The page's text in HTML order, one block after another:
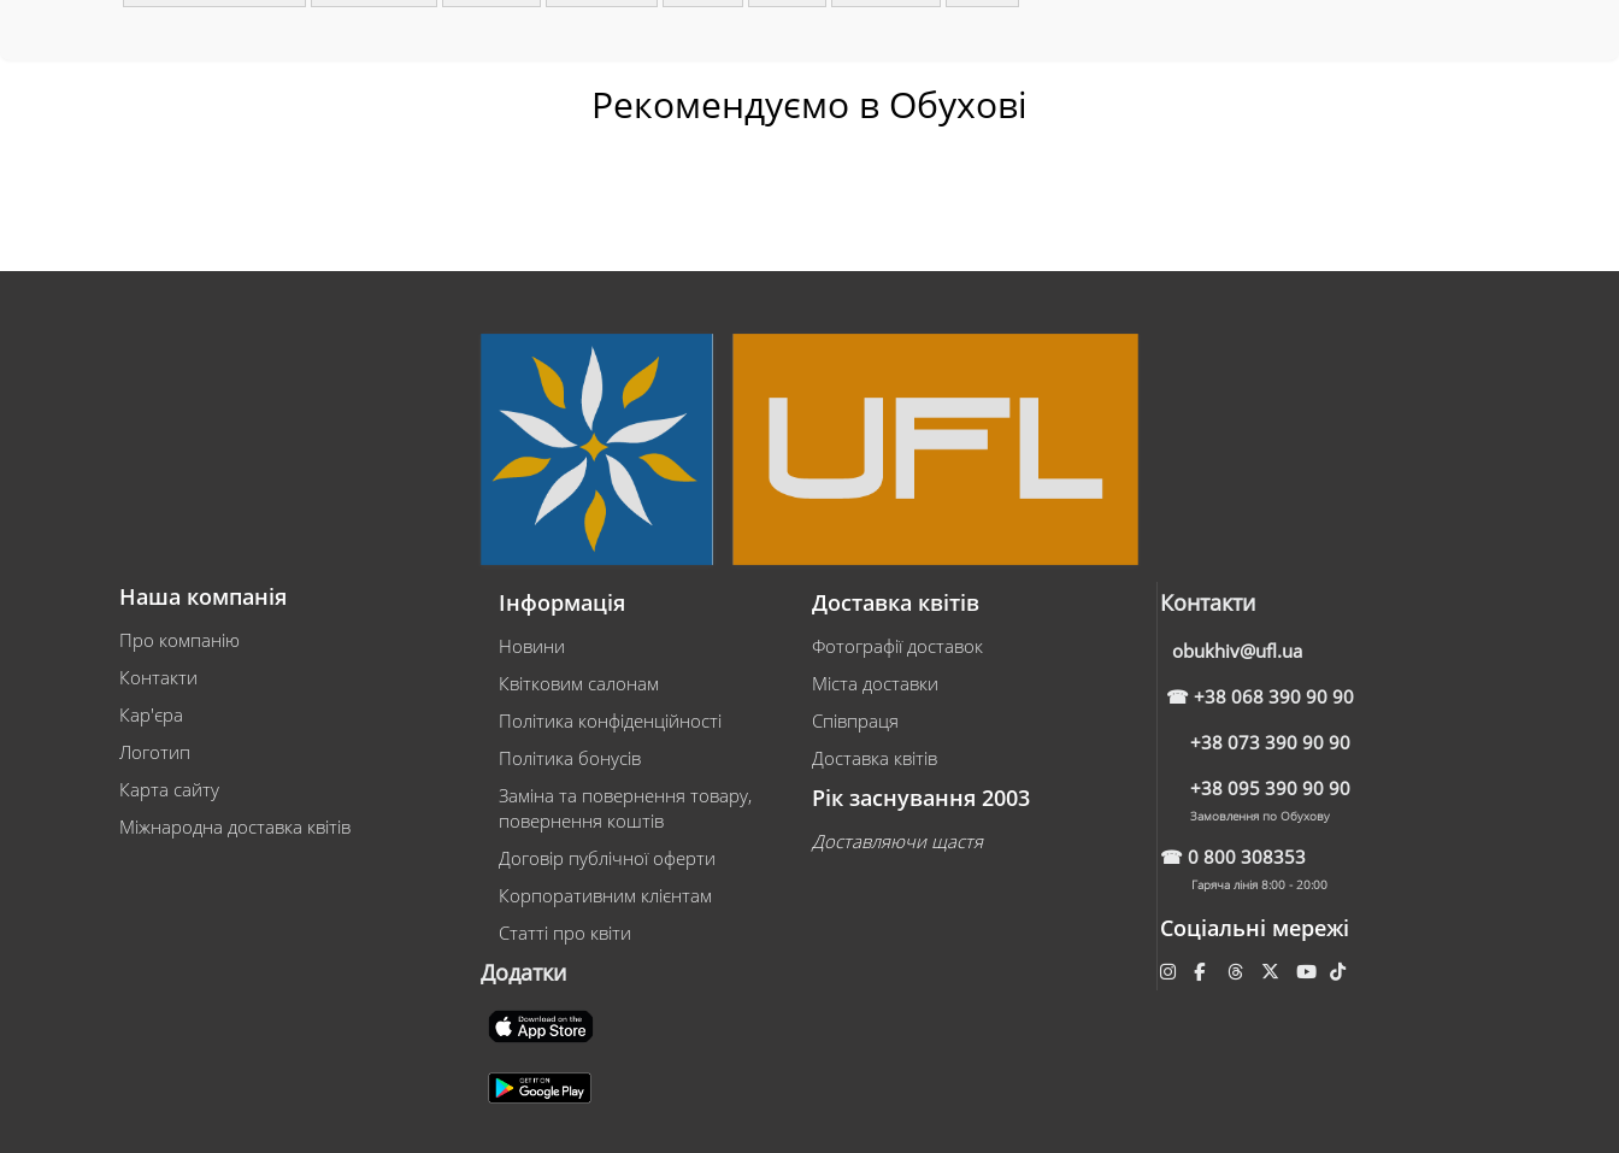
Рекомендуємо в Обухові
Наша компанія
Про компанію
Контакти
Кар'єра
Логотип
Карта сайту
Міжнародна доставка квітів
Інформація
Новини
Квітковим салонам
Політика конфіденційності
Політика бонусів
Заміна та повернення товару,
повернення коштів
Договір публічної оферти
Корпоративним клієнтам
Статті про квіти
Додатки
Доставка квітів
Фотографії доставок
Міста доставки
Співпраця
Доставка квітів
Рік заснування 2003
Доставляючи щастя
Контакти
obukhiv@ufl.ua
☎ +38 068 390 90 90
+38 073 390 90 90
+38 095 390 90 90
Замовлення по Обухову
☎ 0 800 308353
Гаряча лінія 8:00 - 20:00
Соціальні мережі